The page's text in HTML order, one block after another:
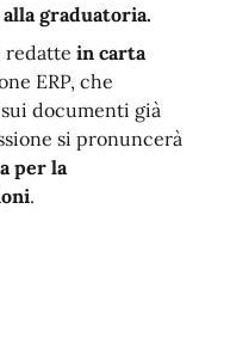
graduatoria.
redatte in carta
ERP, che
documenti già
si pronuncerà
per la
.